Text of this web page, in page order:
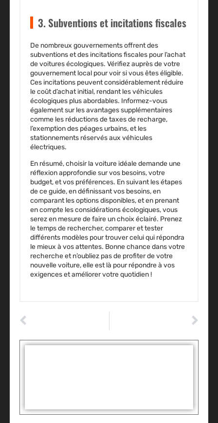
3. Subventions et incitations fiscales
De nombreux gouvernements offrent des
subventions et des incitations fiscales pour l’achat
de voitures écologiques. Vérifiez auprès de votre
gouvernement local pour voir si vous êtes éligible.
Ces incitations peuvent considérablement réduire
le coût d’achat initial, rendant les véhicules
écologiques plus abordables. Informez-vous
également sur les avantages supplémentaires
comme les réductions de taxes de recharge,
l’exemption des péages urbains, et les
stationnements réservés aux véhicules
électriques.
En résumé, choisir la voiture idéale demande une
réflexion approfondie sur vos besoins, votre
budget, et vos préférences. En suivant les étapes
de ce guide, en définissant vos besoins, en
comparant les options disponibles, et en prenant
en compte les considérations écologiques, vous
serez en mesure de faire un choix éclairé. Prenez
le temps de rechercher, comparer et tester
différents modèles pour trouver celui qui répondra
le mieux à vos attentes. Bonne chance dans votre
recherche et n’oubliez pas de profiter de votre
nouvelle voiture, elle est là pour répondre à vos
exigences et améliorer votre quotidien !